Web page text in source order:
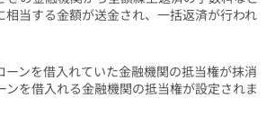
相当する金額が送金され、一括返済が行われ
ーンを借入れていた金融機関の抵当権が抹消
ンを借入れる金融機関の抵当権が設定されま